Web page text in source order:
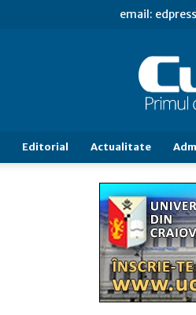
email:
Editorial Actualitate